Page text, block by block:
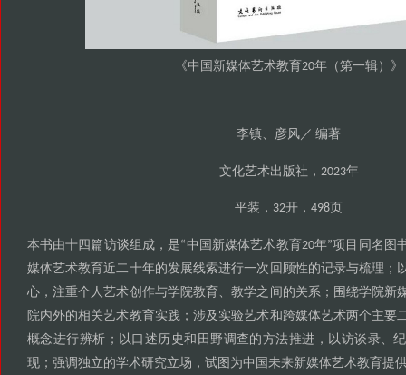
《中国新媒体艺术教育20年（第一辑）》
李镇、彦风／ 编著
文化艺术出版社 ，2023年
平装 ，32开 ，498页
本书由十四篇访谈组成 ， 是“中国新媒体艺术教育20年”项目同名图
媒体艺术教育近二十年的发展线索进行一次回顾性的记录与梳理 ；
心， 注重个人艺术创作与学院教育、教学之间的关系； 围绕学院新
院内外的相关艺术教育实践； 涉及实验艺术和跨媒体艺术两个主要
概念进行辨析 ； 以口述历史和田野调查的方法推进 ， 以访谈录、
现； 强调独立的学术研究立场 ， 试图为中国未来新媒体艺术教育提